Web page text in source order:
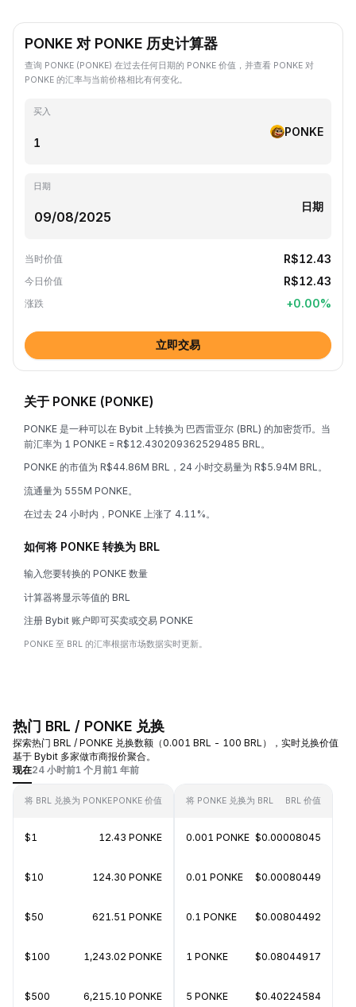
PONKE 对 PONKE 历史计算器
查询 PONKE (PONKE) 在过去任何日期的 PONKE 价值，并查看 PONKE 对
PONKE 的汇率与当前价格相比有何变化。
买入
PONKE
日期
日期
当时价值 R$12.43
今日价值 R$12.43
涨跌 +0.00%
立即交易
关于 PONKE (PONKE)
PONKE 是一种可以在 Bybit 上转换为 巴西雷亚尔 (BRL) 的加密货币。当
前汇率为 1 PONKE = R$12.430209362529485 BRL。
PONKE 的市值为 R$44.86M BRL，24 小时交易量为 R$5.94M BRL。
流通量为 555M PONKE。
在过去 24 小时内，PONKE 上涨了 4.11%。
如何将 PONKE 转换为 BRL
输入您要转换的 PONKE 数量
计算器将显示等值的 BRL
注册 Bybit 账户即可买卖或交易 PONKE
PONKE 至 BRL 的汇率根据市场数据实时更新。
热门 BRL / PONKE 兑换
探索热门 BRL / PONKE 兑换数额（0.001 BRL - 100 BRL），实时兑换价值
基于 Bybit 多家做市商报价聚合。
现在24 小时前1 个月前1 年前
将 BRL 兑换为 PONKEPONKE 价值
$1 12.43 PONKE
$10 124.30 PONKE
$50 621.51 PONKE
$100 1,243.02 PONKE
$500 6,215.10 PONKE
将 PONKE 兑换为 BRL BRL 价值
0.001 PONKE $0.00008045
0.01 PONKE $0.00080449
0.1 PONKE $0.00804492
1 PONKE $0.08044917
5 PONKE $0.40224584